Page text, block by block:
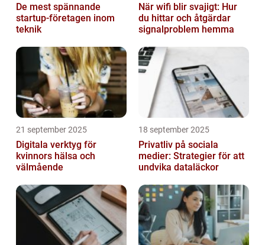
De mest spännande
startup-företagen inom
teknik
När wifi blir svajigt: Hur
du hittar och åtgärdar
signalproblem hemma
21 september 2025
Digitala verktyg för
kvinnors hälsa och
välmående
18 september 2025
Privatliv på sociala
medier: Strategier för att
undvika dataläckor